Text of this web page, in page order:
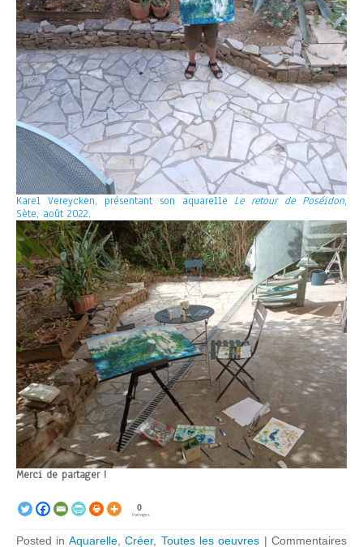
Karel Vereycken, présentant son aquarelle Le retour de Poséidon,
Sète, août 2022.
Merci de partager !
0
Partages
Posted in Aquarelle,Créer, Toutes les oeuvres | Commentaires